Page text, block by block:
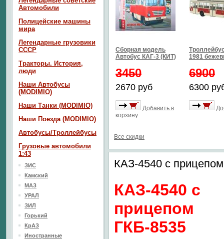
Сборная модель
Автобус КАГ-3 (КИТ)
3450
2670 руб
Добавить в
корзину
1981
6900
6300
Все скидки
КАЗ-4540 с
КАЗ-4540 с
прицепом
ГКБ-8535
Автомобили
Полицейские машины
мира
Легендарные грузовики
СССР
Тракторы. История,
люди
Наши Автобусы
(MODIMIO)
Наши Танки (MODIMIO)
Наши Поезда (MODIMIO)
Автобусы/Троллейбусы
Грузовые автомобили
1:43
ЗИС
Камский
МАЗ
УРАЛ
ЗИЛ
Горький
КрАЗ
Иностранные